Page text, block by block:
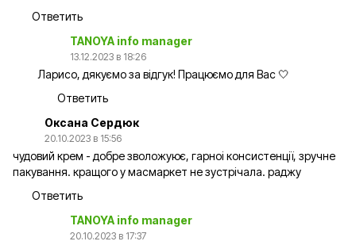
Ответить
TANOYA info manager
13.12.2023 в 18:26
Ларисо, дякуємо за відгук! Працюємо для Вас 🤍
Ответить
Оксана Сердюк
20.10.2023 в 15:56
чудовий крем - добре зволожуює, гарноі консистенції, зручне
пакування. кращого у масмаркет не зустрічала. раджу
Ответить
TANOYA info manager
20.10.2023 в 17:37